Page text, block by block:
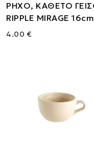
ΡΗΧΟ, ΚΑΘΕΤΟ
RIPPLE MIRAGE 16cm
4.00 €